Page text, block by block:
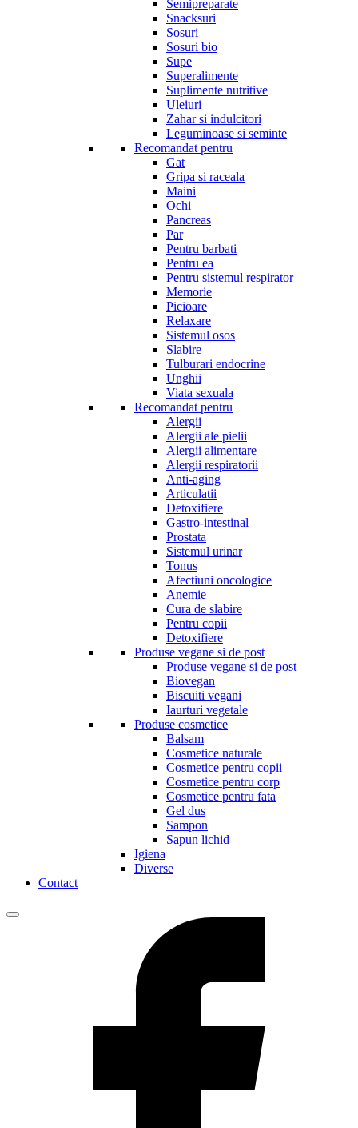
Semipreparate
Snacksuri
Sosuri
Sosuri bio
Supe
Superalimente
Suplimente nutritive
Uleiuri
Zahar si indulcitori
Leguminoase si seminte
Recomandat pentru
Gat
Gripa si raceala
Maini
Ochi
Pancreas
Par
Pentru barbati
Pentru ea
Pentru sistemul respirator
Memorie
Picioare
Relaxare
Sistemul osos
Slabire
Tulburari endocrine
Unghii
Viata sexuala
Recomandat pentru
Alergii
Alergii ale pielii
Alergii alimentare
Alergii respiratorii
Anti-aging
Articulatii
Detoxifiere
Gastro-intestinal
Prostata
Sistemul urinar
Tonus
Afectiuni oncologice
Anemie
Cura de slabire
Pentru copii
Detoxifiere
Produse vegane si de post
Produse vegane si de post
Biovegan
Biscuiti vegani
Iaurturi vegetale
Produse cosmetice
Balsam
Cosmetice naturale
Cosmetice pentru copii
Cosmetice pentru corp
Cosmetice pentru fata
Gel dus
Sampon
Sapun lichid
Igiena
Diverse
Contact